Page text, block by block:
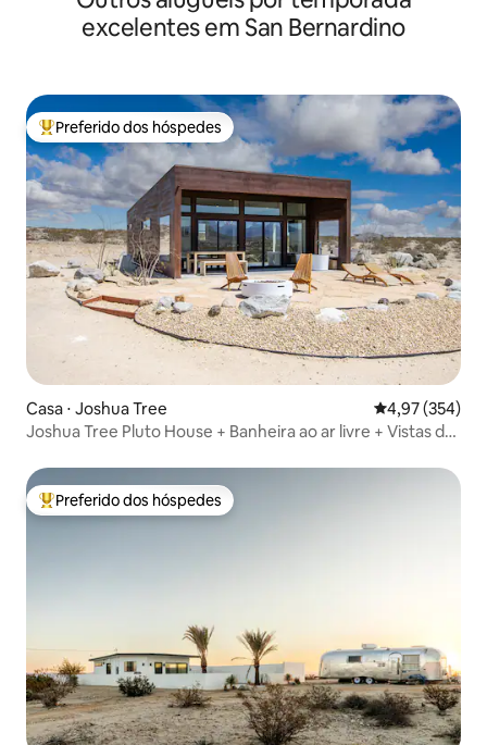
excelentes em San Bernardino
Entre os melhores preferidos dos hóspedes
Preferido dos hóspedes
Casa ⋅ Joshua Tree 4,97 de uma
4,97 (354)
Joshua Tree Pluto House + Banheira ao ar livre + Vistas do
Entre os melhores preferidos dos hóspedes
Preferido dos hóspedes